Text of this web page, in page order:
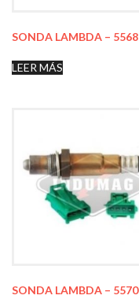
SONDA LAMBDA – 5568
LEER MÁS
SONDA LAMBDA – 5570